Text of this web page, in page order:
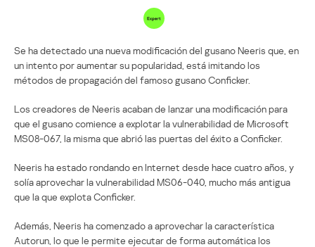
Se ha detectado una nueva modificación del gusano Neeris que, en
un intento por aumentar su popularidad, está imitando los
métodos de propagación del famoso gusano Conficker.
Los creadores de Neeris acaban de lanzar una modificación para
que el gusano comience a explotar la vulnerabilidad de Microsoft
MS08-067, la misma que abrió las puertas del éxito a Conficker.
Neeris ha estado rondando en Internet desde hace cuatro años, y
solía aprovechar la vulnerabilidad MS06-040, mucho más antigua
que la que explota Conficker.
Además, Neeris ha comenzado a aprovechar la característica
Autorun, lo que le permite ejecutar de forma automática los